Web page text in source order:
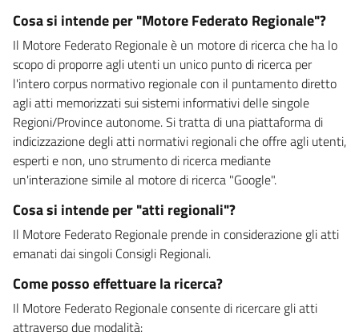
Cosa si intende per "Motore Federato Regionale"?
Il Motore Federato Regionale è un motore di ricerca che ha lo
scopo di proporre agli utenti un unico punto di ricerca per
l'intero corpus normativo regionale con il puntamento diretto
agli atti memorizzati sui sistemi informativi delle singole
Regioni/Province autonome. Si tratta di una piattaforma di
indicizzazione degli atti normativi regionali che offre agli utenti,
esperti e non, uno strumento di ricerca mediante
un'interazione simile al motore di ricerca "Google".
Cosa si intende per "atti regionali"?
Il Motore Federato Regionale prende in considerazione gli atti
emanati dai singoli Consigli Regionali.
Come posso effettuare la ricerca?
Il Motore Federato Regionale consente di ricercare gli atti
attraverso due modalità: